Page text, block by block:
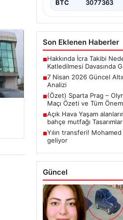
BTC 3077363
Son Eklenen Haberler
■Hakkında İcra Takibi
Katledilmesi Davasında
■7 Nisan 2026 Güncel
Analizi
■(Özet) Sparta Prag –
Maçı Özeti ve Tüm
■Açık Hava Yaşam
bahçe mutfağı Tasarımları
■Yılın transferi! Mohamed
geliyor
Güncel